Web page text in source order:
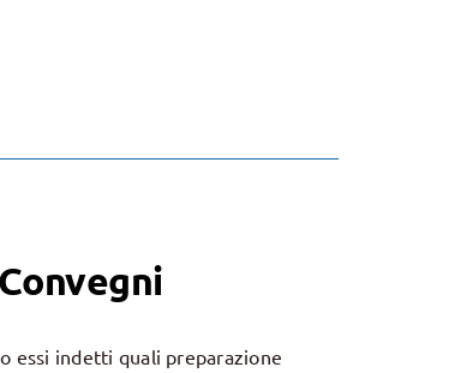
essi indetti quali preparazione